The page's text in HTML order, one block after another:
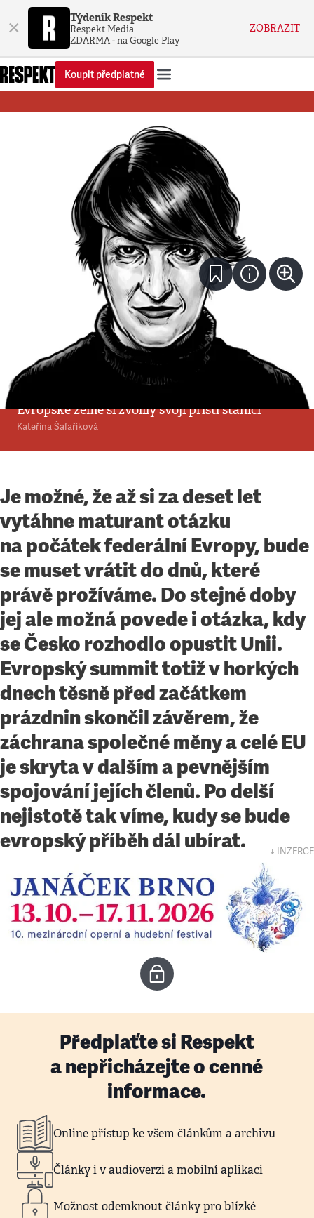
× Týdeník Respekt
Respekt Media
ZDARMA - na Google Play
ZOBRAZIT
Koupit předplatné
8. 7. 2012•4minuty
Kam že to jede, prosím
vás?
Evropské země si zvolily svoji příští stanici
Kateřina Šafaříková
Je možné, že až si za deset let
vytáhne maturant otázku
na počátek federální Evropy, bude
se muset vrátit do dnů, které
právě prožíváme. Do stejné doby
jej ale možná povede i otázka, kdy
se Česko rozhodlo opustit Unii.
Evropský summit totiž v horkých
dnech těsně před začátkem
prázdnin skončil závěrem, že
záchrana společné měny a celé EU
je skryta v dalším a pevnějším
spojování jejích členů. Po delší
nejistotě tak víme, kudy se bude
evropský příběh dál ubírat.
↓ INZERCE
Předplaťte si Respekt
a nepřicházejte o cenné
informace.
Online přístup ke všem článkům a archivu
Články i v audioverzi a mobilní aplikaci
Možnost odemknout články pro blízké